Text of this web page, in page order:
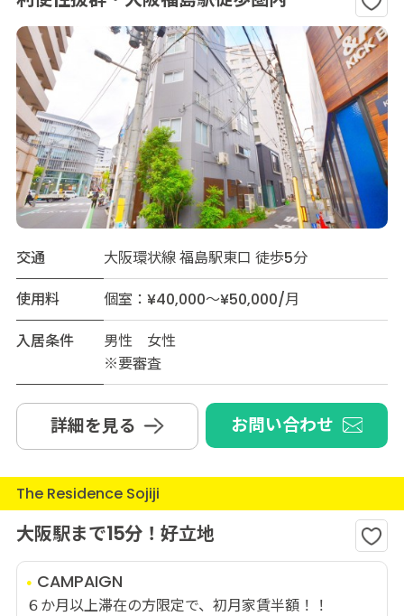
交通
大阪環状線 福島駅東口 徒歩5分
使用料
個室：¥40,000～¥50,000/月
入居条件
男性 女性
※要審査
詳細を見る お問い合わせ
The Residence Sojiji
大阪駅まで15分！好立地
CAMPAIGN
６か月以上滞在の方限定で、初月家賃半額！！